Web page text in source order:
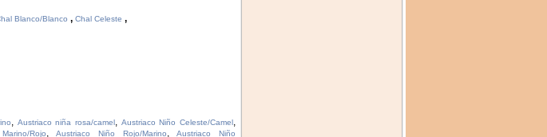
Blanco/Blanco , Chal Celeste ,
, Austriaco niña rosa/camel, Austriaco Niño Celeste/Camel,
Rojo,Austriaco Niño Rojo/Marino,Austriaco Niño